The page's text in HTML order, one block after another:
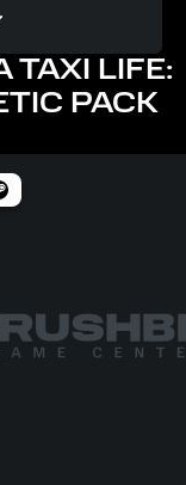
5800X
LIFE:
PACK